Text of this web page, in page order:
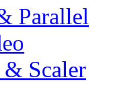
Parallel
Scaler